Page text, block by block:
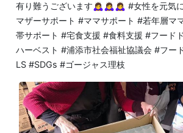
有り難うございます🙇‍♀️🙇‍♀️🙇‍♀️ #女性を元気
マザーサポート #ママサポート #若年層マ
帯サポート #宅食支援 #食料支援 #フード
ハーベスト #浦添市社会福祉協議会 #フー
LS #SDGs #ゴージャス理枝